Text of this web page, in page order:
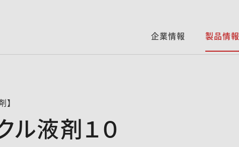
企業情報 製品情報
】
ル液剤１０